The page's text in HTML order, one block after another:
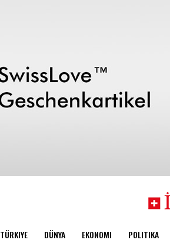
TÜRKIYE DÜNYA EKONOMI POLITIKA